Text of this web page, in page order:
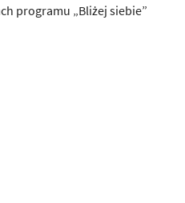
programu „Bliżej siebie”